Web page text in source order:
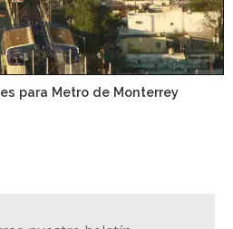
para Metro de Monterrey